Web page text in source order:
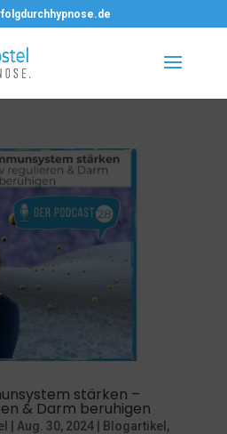
stärken –
& Darm beruhigen
Aug. 30, 2024| Blogartikel ,